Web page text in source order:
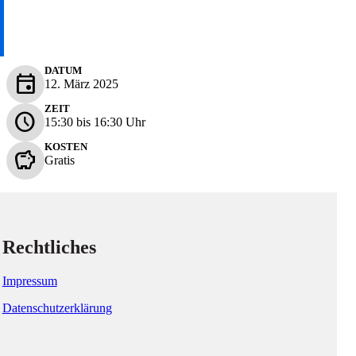
event DATUM
12. März 2025
schedule ZEIT
15:30 bis 16:30 Uhr
savings KOSTEN
Gratis
Rechtliches
Impressum
Datenschutzerklärung